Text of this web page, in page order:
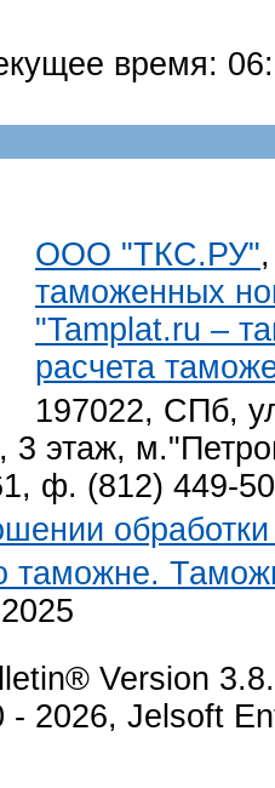
время:
ООО "ТКС.РУ"
таможенных
"Tamplat.ru –
расчета
197022, СПб,
этаж,
ф. (812) 449-
таможне.
Version
- 2026, Jelsoft